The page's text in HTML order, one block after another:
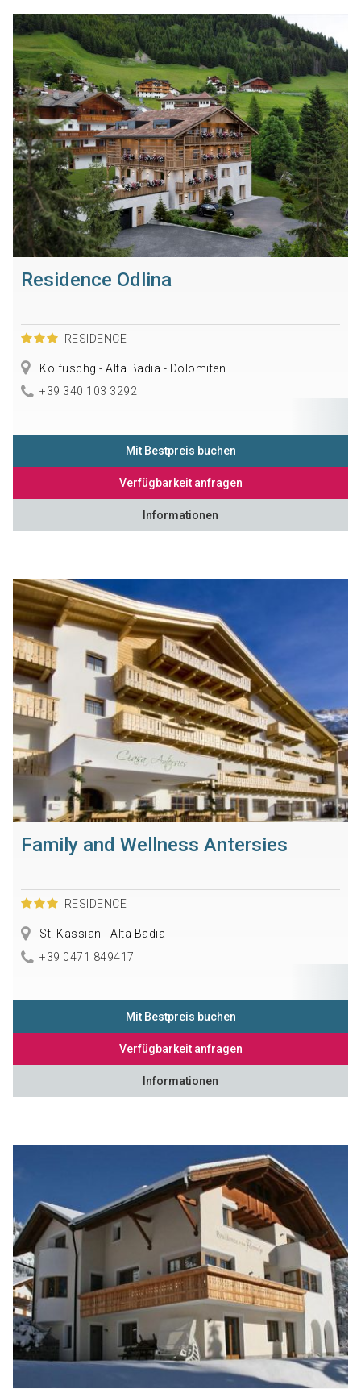
Residence Odlina
RESIDENCE
Kolfuschg - Alta Badia - Dolomiten
+39 340 103 3292
Mit Bestpreis buchen
Verfügbarkeit anfragen
Informationen
Family and Wellness Antersies
RESIDENCE
St. Kassian - Alta Badia
+39 0471 849417
Mit Bestpreis buchen
Verfügbarkeit anfragen
Informationen